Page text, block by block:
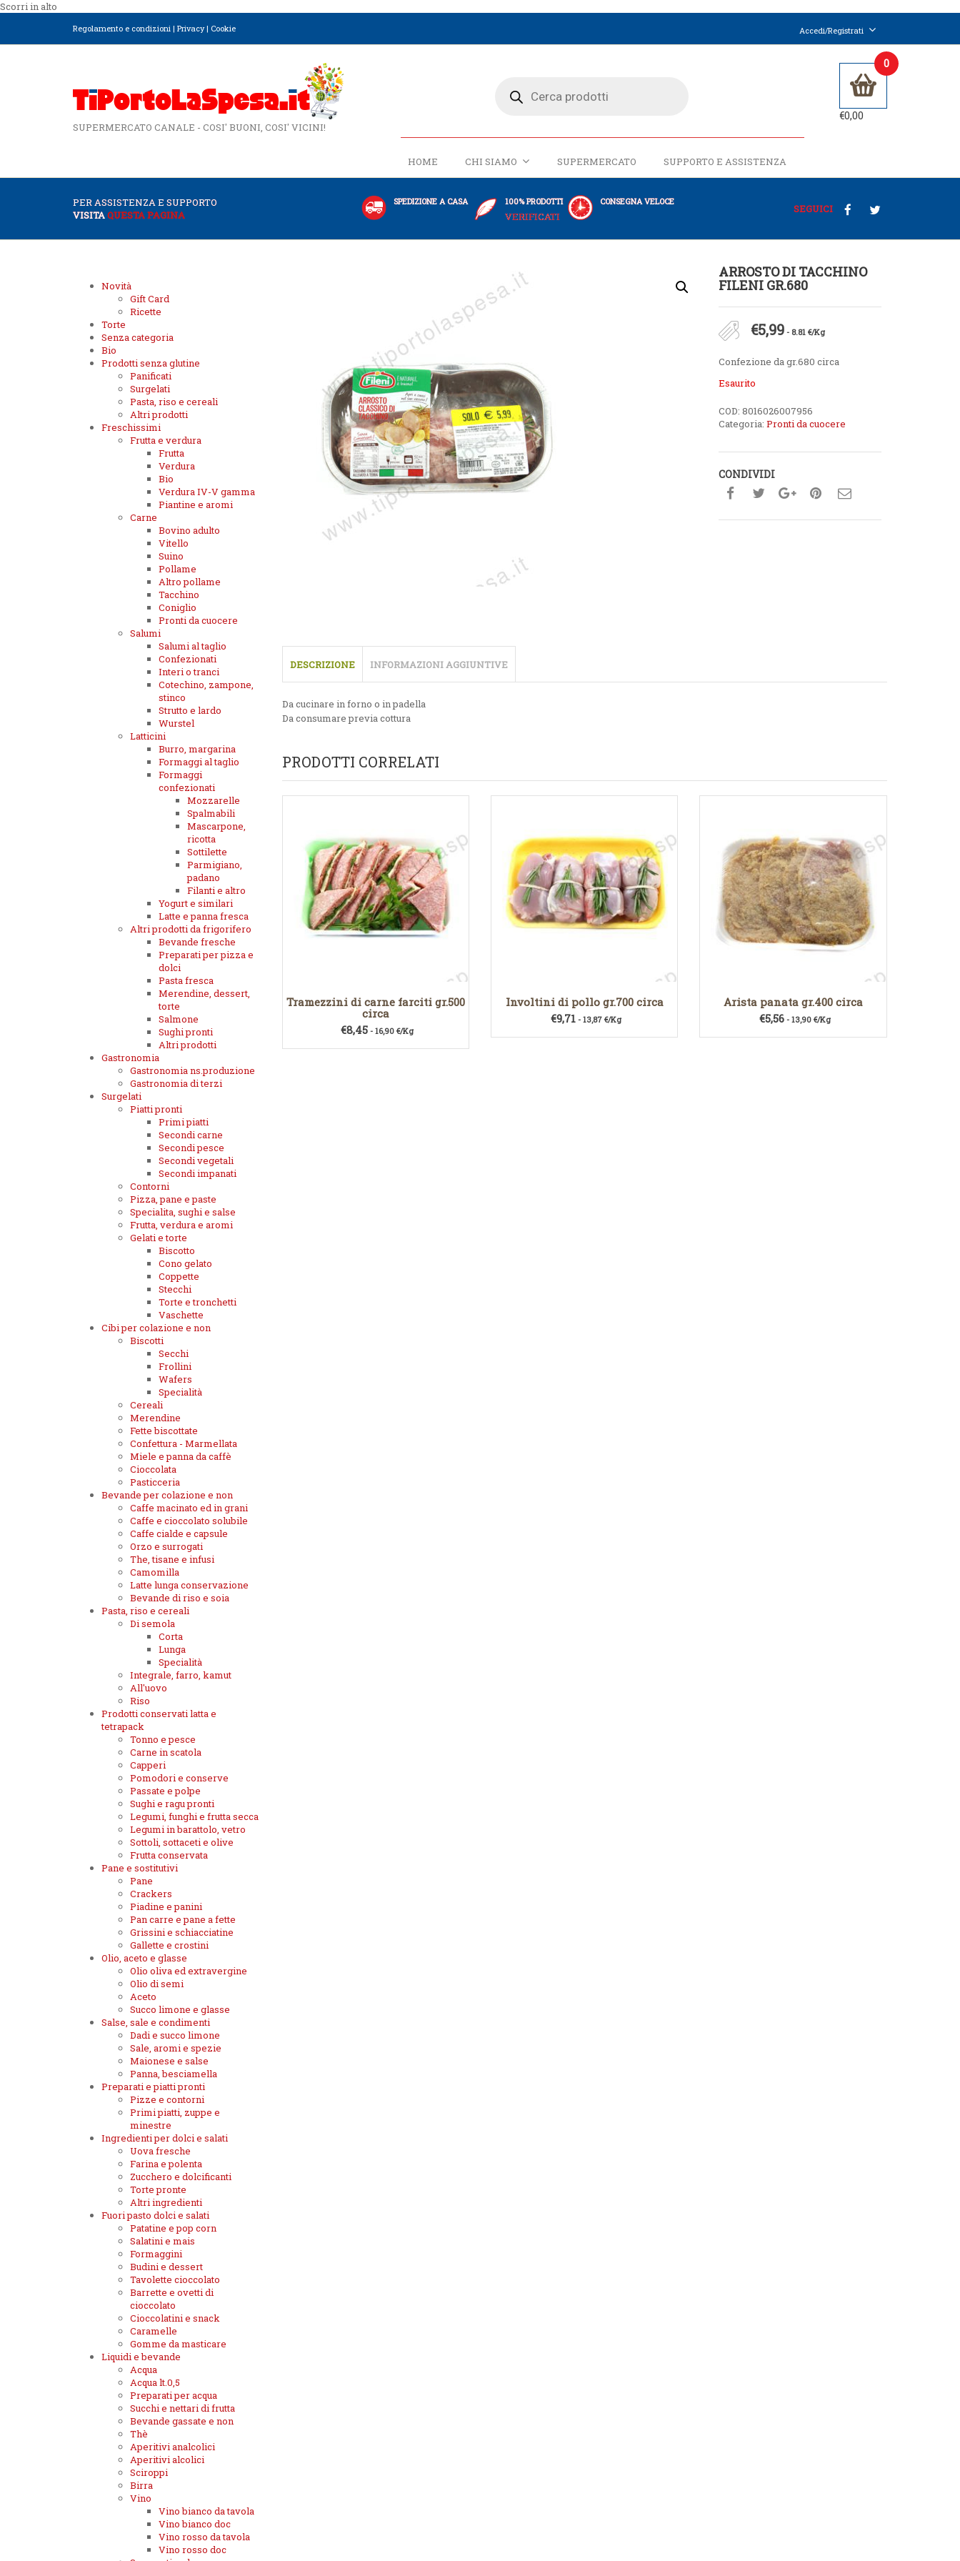
Scorri in alto
Regolamento e condizioni | Privacy| Cookie Accedi/Registrati
SUPERMERCATO CANALE - COSI' BUONI, COSI' VICINI!
HOME CHI SIAMO SUPERMERCATO SUPPORTO E ASSISTENZA
0
€0,00
PER ASSISTENZA E SUPPORTO
VISITAQUESTA PAGINA
SPEDIZIONE A CASA 100% PRODOTTI
VERIFICATI
CONSEGNA VELOCE
SEGUICI
ARROSTO DI TACCHINO
FILENI GR.680
€5,99 - 8.81 €/Kg
Confezione da gr.680 circa
Esaurito
COD:8016026007956
Categoria:Pronti da cuocere
CONDIVIDI
DESCRIZIONE INFORMAZIONI AGGIUNTIVE
Da cucinare in forno o in padella
Da consumare previa cottura
PRODOTTI CORRELATI
Tramezzini di carne farciti gr.500
circa
€8,45 - 16,90 €/Kg
Involtini di pollo gr.700 circa
€9,71 - 13,87 €/Kg
Arista panata gr.400 circa
€5,56 - 13,90 €/Kg
Novità
Gift Card
Ricette
Torte
Senza categoria
Bio
Prodotti senza glutine
Panificati
Surgelati
Pasta, riso e cereali
Altri prodotti
Freschissimi
Frutta e verdura
Frutta
Verdura
Bio
Verdura IV-V gamma
Piantine e aromi
Carne
Bovino adulto
Vitello
Suino
Pollame
Altro pollame
Tacchino
Coniglio
Pronti da cuocere
Salumi
Salumi al taglio
Confezionati
Interi o tranci
Cotechino, zampone,
stinco
Strutto e lardo
Wurstel
Latticini
Burro, margarina
Formaggi al taglio
Formaggi
confezionati
Mozzarelle
Spalmabili
Mascarpone,
ricotta
Sottilette
Parmigiano,
padano
Filanti e altro
Yogurt e similari
Latte e panna fresca
Altri prodotti da frigorifero
Bevande fresche
Preparati per pizza e
dolci
Pasta fresca
Merendine, dessert,
torte
Salmone
Sughi pronti
Altri prodotti
Gastronomia
Gastronomia ns.produzione
Gastronomia di terzi
Surgelati
Piatti pronti
Primi piatti
Secondi carne
Secondi pesce
Secondi vegetali
Secondi impanati
Contorni
Pizza, pane e paste
Specialita, sughi e salse
Frutta, verdura e aromi
Gelati e torte
Biscotto
Cono gelato
Coppette
Stecchi
Torte e tronchetti
Vaschette
Cibi per colazione e non
Biscotti
Secchi
Frollini
Wafers
Specialità
Cereali
Merendine
Fette biscottate
Confettura - Marmellata
Miele e panna da caffè
Cioccolata
Pasticceria
Bevande per colazione e non
Caffe macinato ed in grani
Caffe e cioccolato solubile
Caffe cialde e capsule
Orzo e surrogati
The, tisane e infusi
Camomilla
Latte lunga conservazione
Bevande di riso e soia
Pasta, riso e cereali
Di semola
Corta
Lunga
Specialità
Integrale, farro, kamut
All'uovo
Riso
Prodotti conservati latta e
tetrapack
Tonno e pesce
Carne in scatola
Capperi
Pomodori e conserve
Passate e polpe
Sughi e ragu pronti
Legumi, funghi e frutta secca
Legumi in barattolo, vetro
Sottoli, sottaceti e olive
Frutta conservata
Pane e sostitutivi
Pane
Crackers
Piadine e panini
Pan carre e pane a fette
Grissini e schiacciatine
Gallette e crostini
Olio, aceto e glasse
Olio oliva ed extravergine
Olio di semi
Aceto
Succo limone e glasse
Salse, sale e condimenti
Dadi e succo limone
Sale, aromi e spezie
Maionese e salse
Panna, besciamella
Preparati e piatti pronti
Pizze e contorni
Primi piatti, zuppe e
minestre
Ingredienti per dolci e salati
Uova fresche
Farina e polenta
Zucchero e dolcificanti
Torte pronte
Altri ingredienti
Fuori pasto dolci e salati
Patatine e pop corn
Salatini e mais
Formaggini
Budini e dessert
Tavolette cioccolato
Barrette e ovetti di
cioccolato
Cioccolatini e snack
Caramelle
Gomme da masticare
Liquidi e bevande
Acqua
Acqua lt.0,5
Preparati per acqua
Succhi e nettari di frutta
Bevande gassate e non
Thè
Aperitivi analcolici
Aperitivi alcolici
Sciroppi
Birra
Vino
Vino bianco da tavola
Vino bianco doc
Vino rosso da tavola
Vino rosso doc